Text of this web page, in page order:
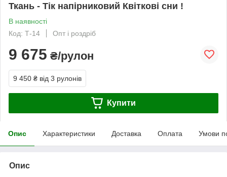
Ткань - Тік напірниковий Квіткові сни !
В наявності
Код: Т-14
Опт і роздріб
9 675 ₴/рулон
9 450 ₴ від 3 рулонів
Купити
Опис Характеристики Доставка Оплата Умови
Опис